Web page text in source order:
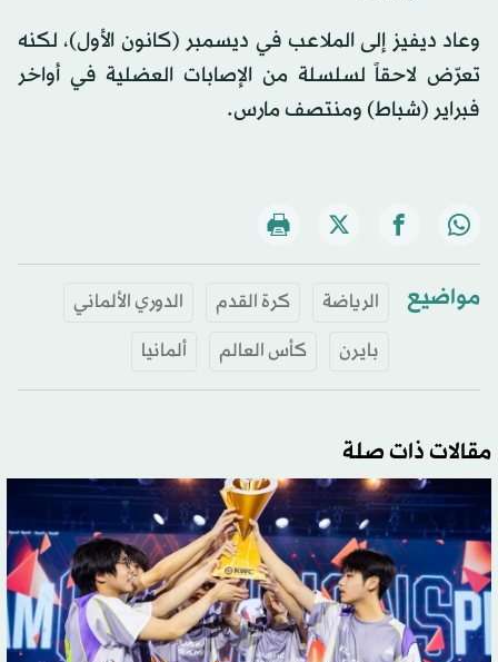
وعاد ديفيز إلى الملاعب في ديسمبر (كانون الأول)، لكنه
تعرّض لاحقاً لسلسلة من الإصابات العضلية في أواخر
فبراير (شباط) ومنتصف مارس.
مواضيع الرياضة كرة القدم
الدوري الألماني
بايرن
كأس العالم ألمانيا
مقالات ذات صلة